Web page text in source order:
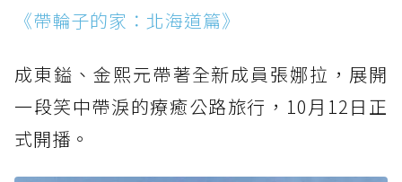
《帶輪子的家：北海道篇》
成東鎰、金熙元帶著全新成員張娜拉，展開
一段笑中帶淚的療癒公路旅行，10月12日正
式開播。